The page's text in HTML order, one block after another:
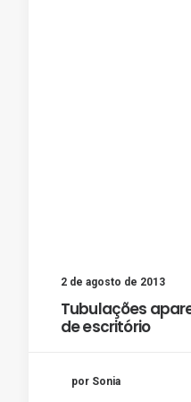
2 de agosto de 2013
Tubulações
de escritório
por Sonia